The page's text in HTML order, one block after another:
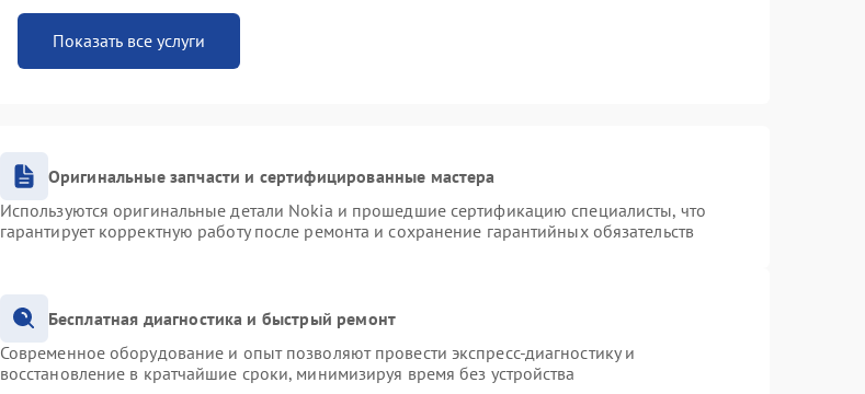
Показать все услуги
Оригинальные запчасти и сертифицированные мастера
Используются оригинальные детали Nokia и прошедшие сертификацию специалисты, что
гарантирует корректную работу после ремонта и сохранение гарантийных обязательств
Бесплатная диагностика и быстрый ремонт
Современное оборудование и опыт позволяют провести экспресс-диагностику и
восстановление в кратчайшие сроки, минимизируя время без устройства